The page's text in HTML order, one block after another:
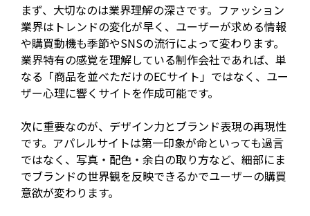
まず、大切なのは業界理解の深さです。ファッション
業界はトレンドの変化が早く、ユーザーが求める情報
や購買動機も季節やSNSの流行によって変わります。
業界特有の感覚を理解している制作会社であれば、単
なる「商品を並べただけのECサイト」ではなく、ユー
ザー心理に響くサイトを作成可能です。
次に重要なのが、デザイン力とブランド表現の再現性
です。アパレルサイトは第一印象が命といっても過言
ではなく、写真・配色・余白の取り方など、細部にま
でブランドの世界観を反映できるかでユーザーの購買
意欲が変わります。